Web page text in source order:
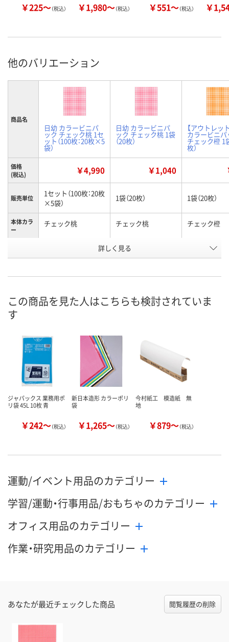
￥225～（税込） ￥1,980～（税込） ￥551～（税込） ￥
他のバリエーション
商品名
日幼 カラービニパ
ック チェック桃 1セ
ット（100枚：20枚×5
袋）
日幼 カラービニパ
ック チェック桃 1袋
（20枚）
【アウトレッ
カラービニパ
チェック橙 1
枚）
価格
(税込)
￥4,990 ￥1,040
販売単位
1セット（100枚：20枚
×5袋）
1袋（20枚） 1袋（20枚）
本体カラ
ー
チェック桃 チェック桃 チェック橙
AU01375 AU01383
8月8日（土）
カゴへ
詳しく見る
この商品を見た人はこちらも検討されていま
す
ジャパックス 業務用ポ
リ袋 45L 10枚 青
￥242～（税込）
新日本造形 カラーポリ
袋
￥1,265～（税込）
今村紙工 模造紙 無
地
￥879～（税込）
運動/イベント用品のカテゴリー
学習/運動・行事用品/おもちゃのカテゴリー
オフィス用品のカテゴリー
作業・研究用品のカテゴリー
あなたが最近チェックした商品 閲覧履歴の削除